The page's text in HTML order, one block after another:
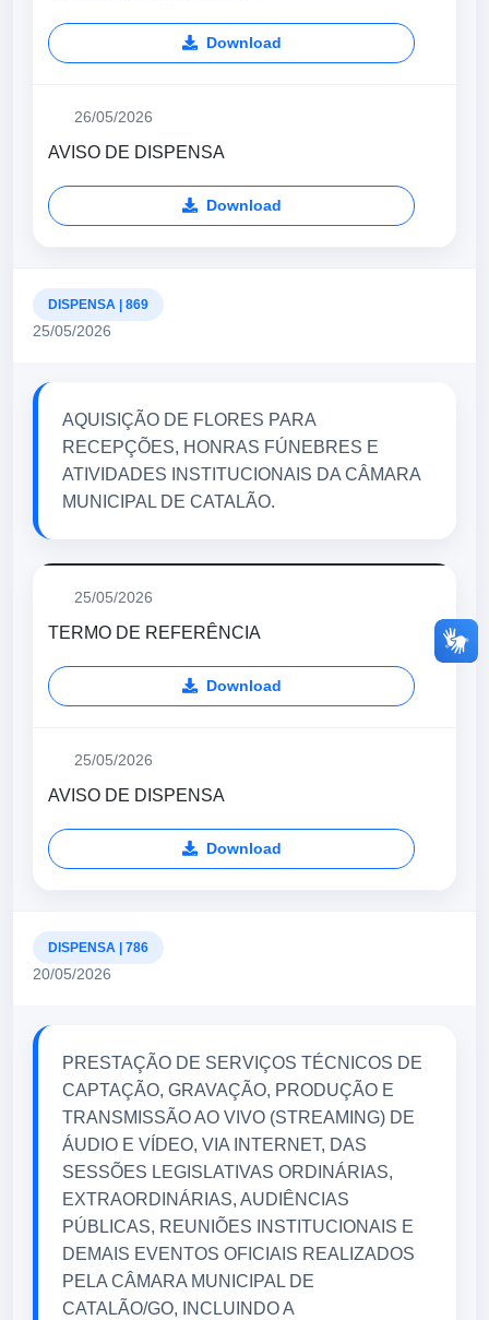
Download
26/05/2026
AVISO DE DISPENSA
Download
DISPENSA | 869
25/05/2026
AQUISIÇÃO DE FLORES PARA
RECEPÇÕES, HONRAS FÚNEBRES E
ATIVIDADES INSTITUCIONAIS DA CÂMARA
MUNICIPAL DE CATALÃO.
25/05/2026
TERMO DE REFERÊNCIA
Download
25/05/2026
AVISO DE DISPENSA
Download
DISPENSA | 786
20/05/2026
PRESTAÇÃO DE SERVIÇOS TÉCNICOS DE
CAPTAÇÃO, GRAVAÇÃO, PRODUÇÃO E
TRANSMISSÃO AO VIVO (STREAMING) DE
ÁUDIO E VÍDEO, VIA INTERNET, DAS
SESSÕES LEGISLATIVAS ORDINÁRIAS,
EXTRAORDINÁRIAS, AUDIÊNCIAS
PÚBLICAS, REUNIÕES INSTITUCIONAIS E
DEMAIS EVENTOS OFICIAIS REALIZADOS
PELA CÂMARA MUNICIPAL DE
CATALÃO/GO, INCLUINDO A